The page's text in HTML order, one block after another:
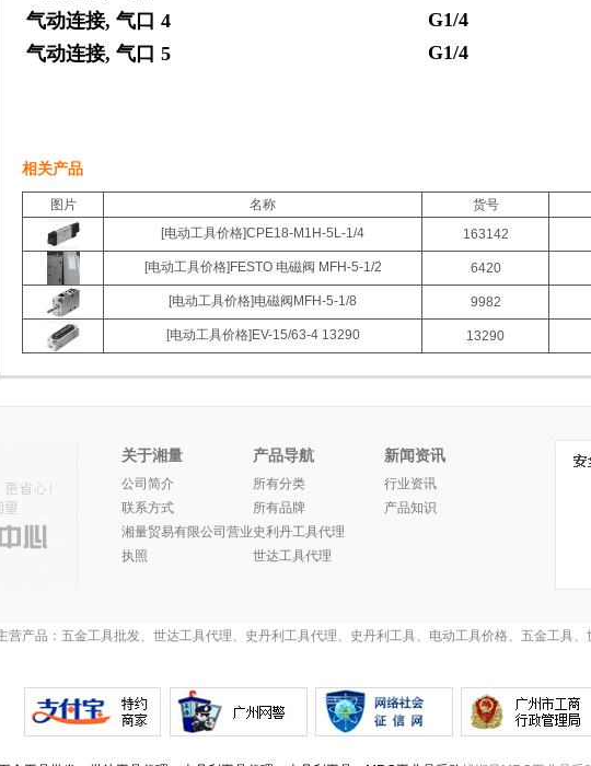
气动连接, 气口 4
G1/4
气动连接, 气口 5
G1/4
相关产品
图片 名称 货号
[电动工具价格]CPE18-M1H-5L-1/4
163142
[电动工具价格]FESTO 电磁阀 MFH-5-1/2 6420
[电动工具价格]电磁阀MFH-5-1/8 9982
[电动工具价格]EV-15/63-4 13290 13290
关于湘量
公司简介
联系方式
湘量贸易有限公司营业
执照
产品导航
所有分类
所有品牌
史利丹工具代理
世达工具代理
新闻资讯
行业资讯
产品知识
营产品：五金工具批发、世达工具代理、史丹利工具代理、史丹利工具、电动工具价格、五金工具、